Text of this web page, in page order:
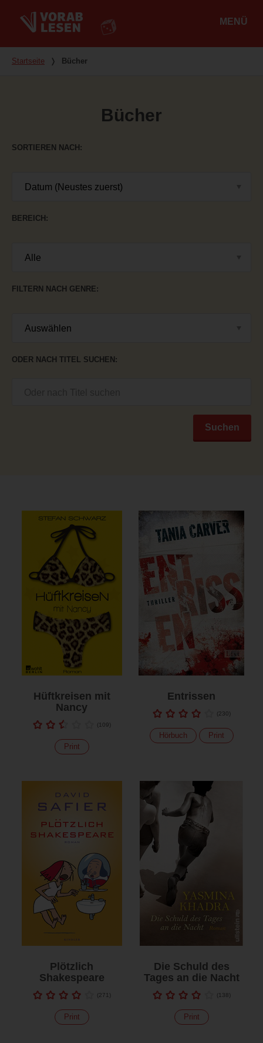
MENÜ
Du bist hier
Startseite ❭ Bücher
Bücher
SORTIEREN NACH
BEREICH
FILTERN NACH GENRE
ODER NACH TITEL SUCHEN
Suchen
Hüftkreisen mit
Nancy
(109)
Print
Entrissen
(230)
Hörbuch Print
Plötzlich
Shakespeare
(271 )
Print
Die Schuld des
Tages an die Nacht
(138)
Print